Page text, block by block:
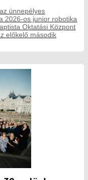
ünnepélyes
2026-os junior robotika
Oktatási Központ
előkelő második